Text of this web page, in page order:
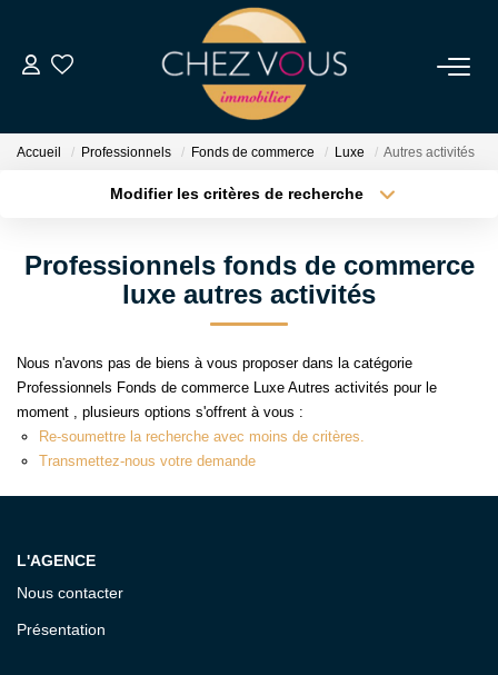
NOS BIENS
Location
ESTIMER
NOS SERVICES
NOTRE AGENCE
Accueil Professionnels Fonds de commerce Luxe Autres activités
Modifier les critères de recherche
Sélectionnez...
Type de bien
Surface min
Créer une alerte
Professionnels fonds de commerce
luxe autres activités
Nous n'avons pas de biens à vous proposer dans la catégorie
Professionnels Fonds de commerce Luxe Autres activités pour le
moment , plusieurs options s'offrent à vous :
Re-soumettre la recherche avec moins de critères.
Transmettez-nous votre demande
L'AGENCE
Nous contacter
Présentation